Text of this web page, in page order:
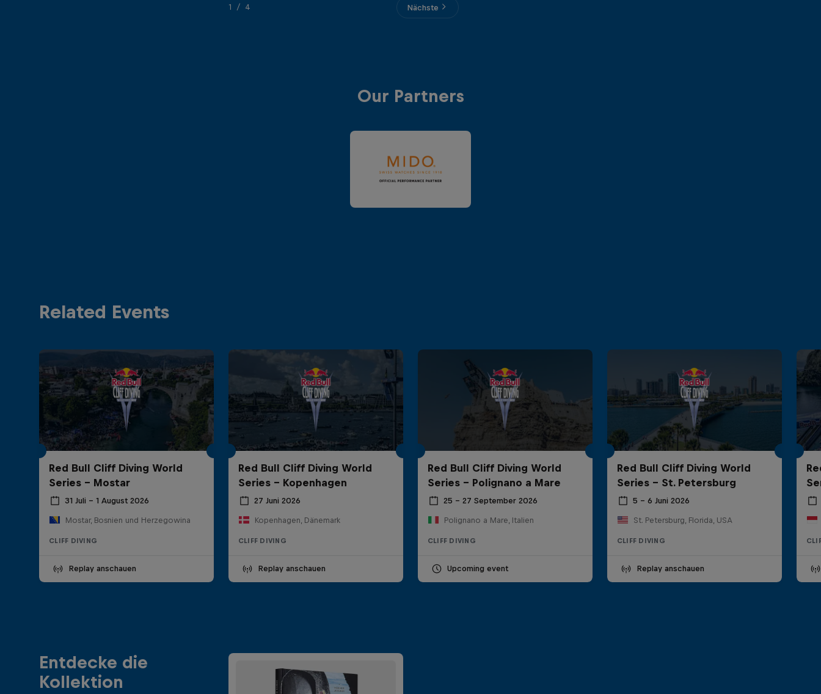
1/4 Nächste
Our Partners
Related Events
Red Bull Cliff Diving World
Series - Mostar
31 Juli – 1 August 2026
Mostar, Bosnien und Herzegowina
CLIFF DIVING
Replay anschauen
Red Bull Cliff Diving World
Series - Kopenhagen
27 Juni 2026
Kopenhagen, Dänemark
CLIFF DIVING
Replay anschauen
Red Bull Cliff Diving World
Series - Polignano a Mare
25 – 27 September 2026
Polignano a Mare, Italien
CLIFF DIVING
Upcoming event
Red Bull Cliff Diving World
Series - St. Petersburg
5 – 6 Juni 2026
St. Petersburg, Florida, USA
CLIFF DIVING
Replay anschauen
Entdecke die
Kollektion